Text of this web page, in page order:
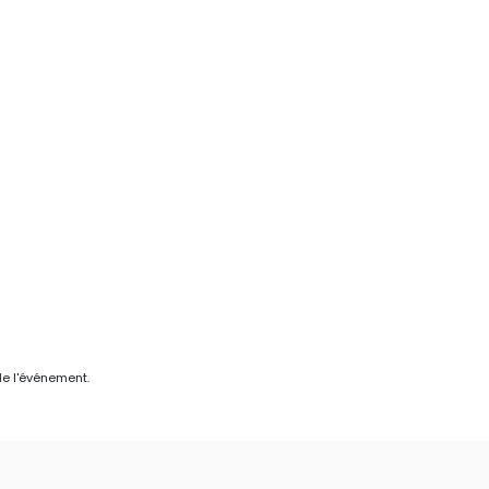
l'événement.